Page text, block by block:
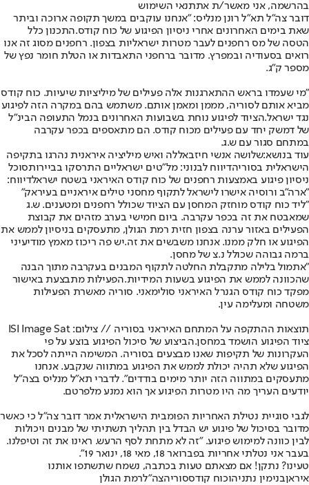
בהרשמה, אני מאשר/ת אתתנאי השימוש
דובר צה"ל תא"ל רונן מנליס: "אנחנו עוקבים במשך תקופה ארוכה וביתר
שאת בימים האחרונים אחרי ניסיון הפיגוע של כוח קודס.התכנון כלל
הטסה של מס רחפנים לעבר מטרות ישראליות בצפון. רחפנים מסוג זה אנו
רואים בסעודיה ובמפרץ. מדובר ברחפני התאבדות או הטלת חומר נפץ של
מספר ק"ג.
"מי שעמדו בראש ההתארגנות אלה פעילים של מיליציות שיעיות. כוח קודס
מביא אותם לסוריה, מממן ומאמן אותם. משתמש בהם במקרה הזה לפיגוע
נגד ישראל.הציוד לפיגוע נוחת בשבועות האחרונים בנמל התעופה הבינ"ל
של דמשק יחד עם פעילים מכוח קודס. הם מתאספים בכפר עקרבה
במתחם סגור עם ש.ג.
עוד בנושא:שלושה אנשי חיזבאללה ואיש מיליציה איראנית נהרגו בתקיפה
הישראלית בסוריהדיווח לבנוני: מל"טים ישראליים התרסקו בביירותסוכל
ניסיון פיגוע באמצעות רחפנים של כוח קודס האיראני בשטח ישראלדיווח:
"ארה"ב ורוסיה אישרו לישראל לתקוף מחסני טילים איראניים בעיראק"
"ליד כוח קודס מוחזק המחסן עם הציוד שכולל רחפנים ומטענים. ש.ג
שמאבטח את זה בכפר עקרבה. ביום חמישי בערב מזהים את קבוצת
הפעילים באזור ערנה בצפון חזית רמת הגולן, מתעסקים בניסיון לממש את
הפיגוע או חלק ממנו. אנחנו משבשים את זה.יש פה ריכוז מאמץ מודיעיני
ברמה גבוהה שכולל נ.צ של מחסן.
"אתמול בלילה מתקבלת החלטה לתקוף המבנים בעקרבה מתוך הבנה
שהכוונה לממש את הפיגוע בשעות המידיות.הפעילות מתבצעת באישור
מפקד כוח קודס הגנרל האיראני סולימאני. סוריה מאשרת הפעילות
משטחה ומעלימה עין.
תוצאות ההתקפה על המתחם האיראני בסוריה // צילום: ISI Image Sat
ציוד הפיגוע הושמד במחסן.הביצוע של סיכול הפיגוע בוצע על פי
העקרונות של תקיפות שאנו מבצעים בסוריה. המשימה הייתה לסכל את
הפיגוע שלא תהיה יכולת לממש את הפיגוע במתווה שנקבע. אנחנו
מתעסקים במתווה הזה יותר מימים בודדים". לדברי תא"ל מנליס בצה"ל
יודעים העריך מה היו מטרות הפיגוע אך הוא נמנע מלפרטם.
לגבי סוגיית נטילת האחריות הפומבית הישראלית אמר דובר צה"ל כי כאשר
מדובר בסיכול של פיגוע יש הבדל בין תהליך תשתיתי של מבנים ויכולות
לבין כוונה למימוש פיגוע. "זה לא מתחת לסף הרעש. ראינו את זה וטיפלנו.
בעבר אני נטלתי אחריות בפברואר 18, מאי 18, ינואר 19".
טעינו? נתקן! אם מצאתם טעות בכתבה, נשמח שתשתפו אותנו
איראןבנימין נתניהוכוח קודססוריהצה"לרמת הגולן